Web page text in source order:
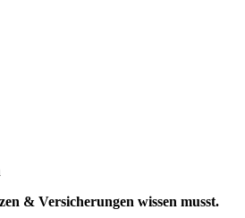
& Versicherungen wissen musst.